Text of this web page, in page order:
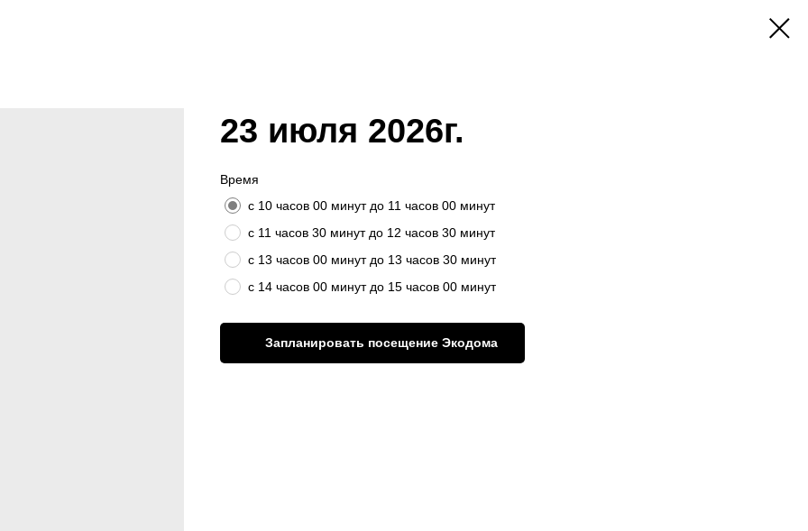
23 июля 2026г.
Время
с 10 часов 00 минут до 11 часов 00 минут
с 11 часов 30 минут до 12 часов 30 минут
с 13 часов 00 минут до 13 часов 30 минут
с 14 часов 00 минут до 15 часов 00 минут
Запланировать посещение Экодома